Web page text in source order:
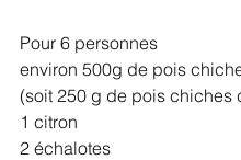
Pour 6 personnes
environ 500g de pois
(soit 250 g de pois chiches
1 citron
2 échalotes